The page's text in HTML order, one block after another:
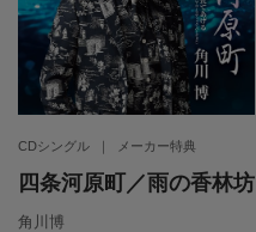
CDシングル メーカー特典
四条河原町／雨の香林坊
角川博